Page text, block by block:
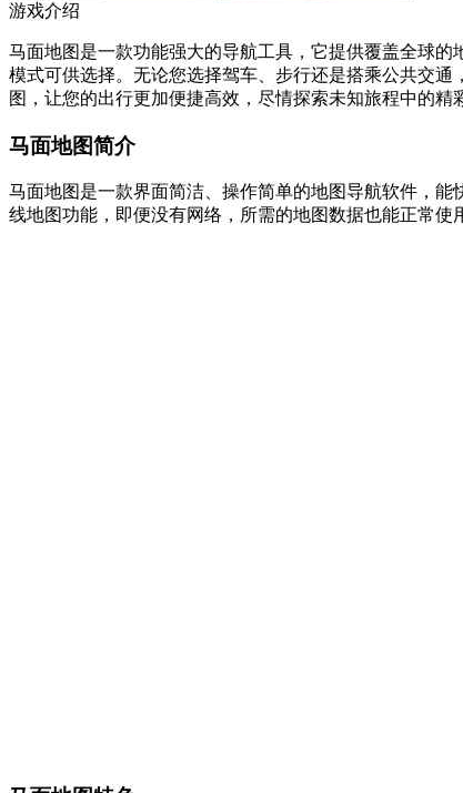
游戏介绍
马面地图是一款功能强大的导航工具，它提供覆盖全球
模式可供选择。无论您选择驾车、步行还是搭乘公共交
图，让您的出行更加便捷高效，尽情探索未知旅程中的精
马面地图简介
马面地图是一款界面简洁、操作简单的地图导航软件，
线地图功能，即便没有网络，所需的地图数据也能正常使